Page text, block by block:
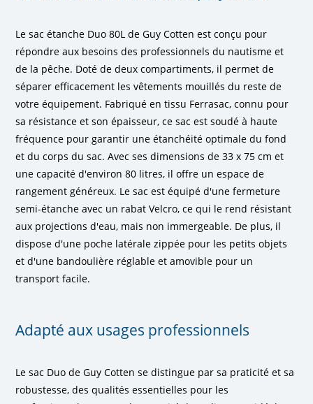
Le sac étanche Duo 80L de Guy Cotten est conçu pour
répondre aux besoins des professionnels du nautisme et
de la pêche. Doté de deux compartiments, il permet de
séparer efficacement les vêtements mouillés du reste de
votre équipement. Fabriqué en tissu Ferrasac, connu pour
sa résistance et son épaisseur, ce sac est soudé à haute
fréquence pour garantir une étanchéité optimale du fond
et du corps du sac. Avec ses dimensions de 33 x 75 cm et
une capacité d'environ 80 litres, il offre un espace de
rangement généreux. Le sac est équipé d'une fermeture
semi-étanche avec un rabat Velcro, ce qui le rend résistant
aux projections d'eau, mais non immergeable. De plus, il
dispose d'une poche latérale zippée pour les petits objets
et d'une bandoulière réglable et amovible pour un
transport facile.
Adapté aux usages professionnels
Le sac Duo de Guy Cotten se distingue par sa praticité et sa
robustesse, des qualités essentielles pour les